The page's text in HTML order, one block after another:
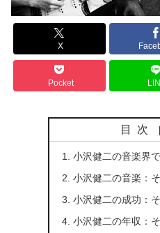
X
Pocket
目次
小沢健二の音楽界
小沢健二の音楽：
小沢健二の成功：
小沢健二の年収：